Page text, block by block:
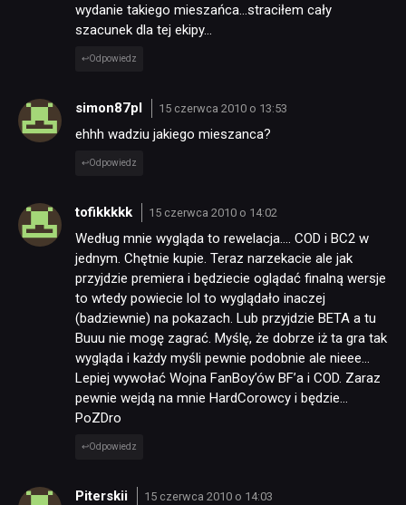
wydanie takiego mieszańca…straciłem cały
szacunek dla tej ekipy…
Odpowiedz
simon87pl 15 czerwca 2010 o 13:53
ehhh wadziu jakiego mieszanca?
Odpowiedz
tofikkkkk 15 czerwca 2010 o 14:02
Według mnie wygląda to rewelacja…. COD i BC2 w
jednym. Chętnie kupie. Teraz narzekacie ale jak
przyjdzie premiera i będziecie oglądać finalną wersje
to wtedy powiecie lol to wyglądało inaczej
(badziewnie) na pokazach. Lub przyjdzie BETA a tu
Buuu nie mogę zagrać. Myślę, że dobrze iż ta gra tak
wygląda i każdy myśli pewnie podobnie ale nieee…
Lepiej wywołać Wojna FanBoy’ów BF’a i COD. Zaraz
pewnie wejdą na mnie HardCorowcy i będzie…
PoZDro
Odpowiedz
Piterskii 15 czerwca 2010 o 14:03